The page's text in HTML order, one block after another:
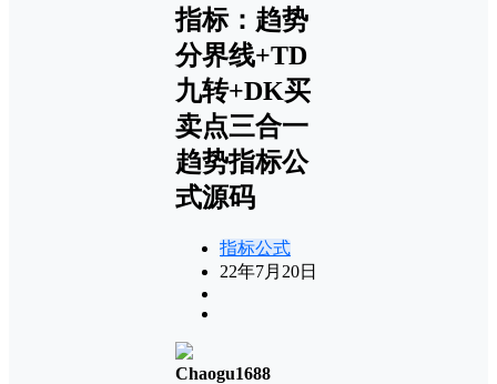
指标：趋势
分界线+TD
九转+DK买
卖点三合一
趋势指标公
式源码
指标公式
22年7月20日
Chaogu1688